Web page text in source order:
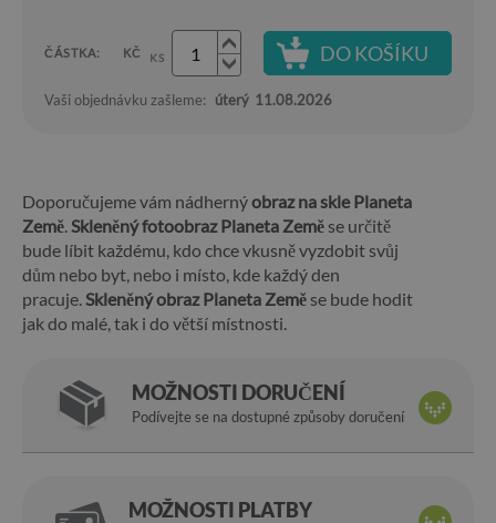
ČÁSTKA: KČ KS DO KOŠÍKU
Vaši objednávku zašleme: úterý 11.08.2026
Doporučujeme vám nádhernýobraz na skle Planeta
Země.Skleněný fotoobraz Planeta Země se určitě
bude líbit každému, kdo chce vkusně vyzdobit svůj
dům nebo byt, nebo i místo, kde každý den
pracuje.Skleněný obraz Planeta Země se bude hodit
jak do malé, tak i do větší místnosti.
MOŽNOSTI DORUČENÍ
Podívejte se na dostupné způsoby doručení
MOŽNOSTI PLATBY